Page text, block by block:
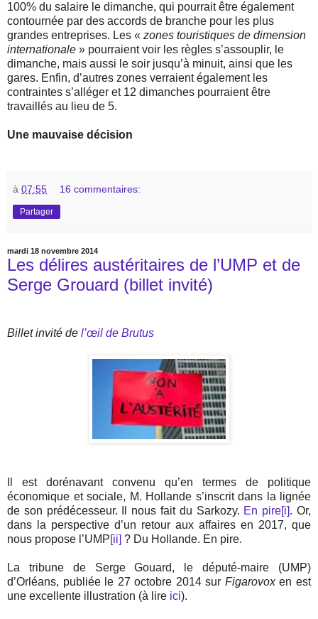
100% du salaire le dimanche, qui pourrait être également
contournée par des accords de branche pour les plus
grandes entreprises. Les « zones touristiques de dimension
internationale » pourraient voir les règles s’assouplir, le
dimanche, mais aussi le soir jusqu’à minuit, ainsi que les
gares. Enfin, d’autres zones verraient également les
contraintes s’alléger et 12 dimanches pourraient être
travaillés au lieu de 5.
Une mauvaise décision
à 07:55 16 commentaires:
Partager
mardi 18 novembre 2014
Les délires austéritaires de l’UMP et de
Serge Grouard (billet invité)
Billet invité de l’œil de Brutus
Il est dorénavant convenu qu’en termes de politique
économique et sociale, M. Hollande s’inscrit dans la lignée
de son prédécesseur. Il nous fait du Sarkozy. En pire[i]. Or,
dans la perspective d’un retour aux affaires en 2017, que
nous propose l’UMP[ii] ? Du Hollande. En pire.
La tribune de Serge Gouard, le député-maire (UMP)
d’Orléans, publiée le 27 octobre 2014 sur Figarovoxen est
une excellente illustration (à lire ici).